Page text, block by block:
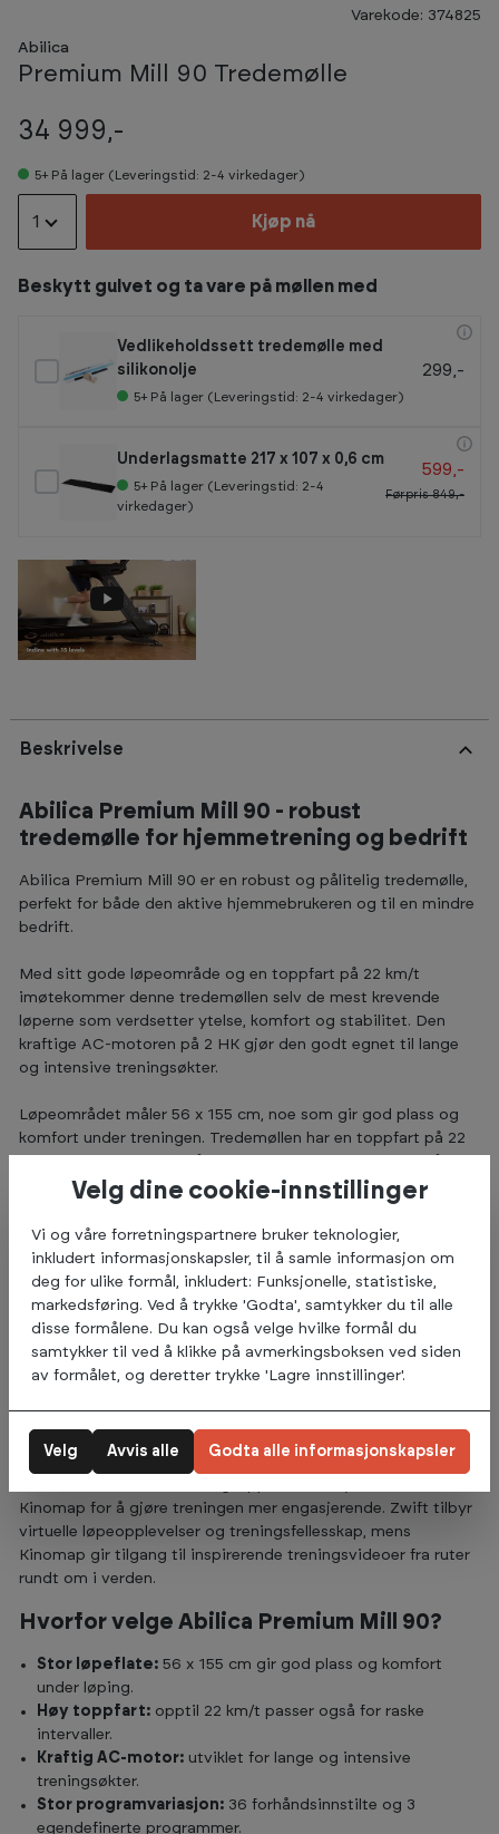
Varekode: 374825
Abilica
Premium Mill 90 Tredemølle
34 999,-
5+ På lager (Leveringstid: 2-4 virkedager)
1 Kjøp nå
Beskytt gulvet og ta vare på møllen med
Vedlikeholdssett tredemølle med
silikonolje
5+ På lager (Leveringstid: 2-4 virkedager)
299,-
Underlagsmatte 217 x 107 x 0,6 cm
5+ På lager (Leveringstid: 2-4
virkedager)
599,-
Førpris849,-
Beskrivelse
Abilica Premium Mill 90 - robust
tredemølle for hjemmetrening og bedrift
Abilica Premium Mill 90 er en robust og pålitelig tredemølle,
perfekt for både den aktive hjemmebrukeren og til en mindre
bedrift.
Med sitt gode løpeområde og en toppfart på 22 km/t
imøtekommer denne tredemøllen selv de mest krevende
løperne som verdsetter ytelse, komfort og stabilitet. Den
kraftige AC-motoren på 2 HK gjør den godt egnet til lange
og intensive treningsøkter.
Løpeområdet måler 56 x 155 cm, noe som gir god plass og
komfort under treningen. Tredemøllen har en toppfart på 22
Den er utstyrt med 36 forhåndsinnstilte programmer og tre
egendefinerte programmer, noe som gir mange muligheter
for variasjon i treningen. Hurtigtaster for justering av fart og
stigning gjør det enkelt å endre intensiteten uten behov for
mange knappetrykk.
Den store LED-skjermen viser all nødvendig informasjon som
tid, hastighet, distanse og puls.
Variert og motiverende trening med app-
tilkobling
Kinomap for å gjøre treningen mer engasjerende. Zwift tilbyr
virtuelle løpeopplevelser og treningsfellesskap, mens
Kinomap gir tilgang til inspirerende treningsvideoer fra ruter
rundt om i verden.
Hvorfor velge Abilica Premium Mill 90?
Stor løpeflate: 56 x 155 cm gir god plass og komfort
under løping.
Høy toppfart: opptil 22 km/t passer også for raske
intervaller.
Kraftig AC-motor: utviklet for lange og intensive
treningsøkter.
Stor programvariasjon: 36 forhåndsinnstilte og 3
egendefinerte programmer.
Velg dine cookie-innstillinger
Vi og våre forretningspartnere bruker teknologier,
inkludert informasjonskapsler, til å samle informasjon om
deg for ulike formål, inkludert: Funksjonelle, statistiske,
markedsføring. Ved å trykke 'Godta', samtykker du til alle
disse formålene. Du kan også velge hvilke formål du
samtykker til ved å klikke på avmerkingsboksen ved siden
av formålet, og deretter trykke 'Lagre innstillinger'.
Avvis alle
Velg Godta alle informasjonskapsler